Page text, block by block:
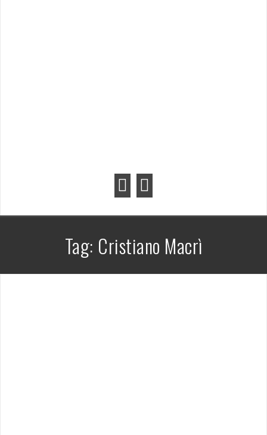
Tag: Cristiano Macrì